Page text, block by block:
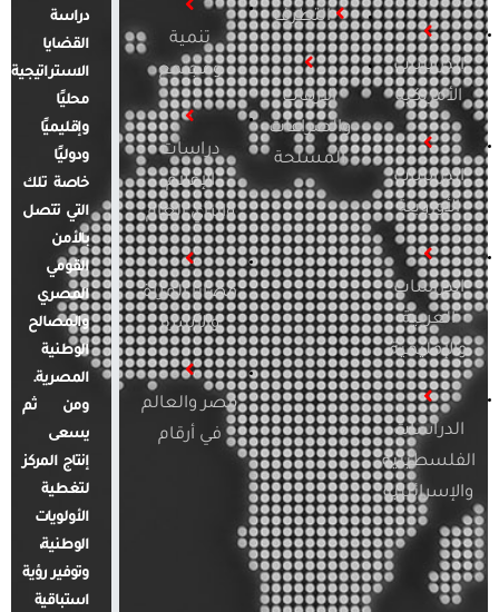
الدراسات
الأمريكية
الدراسات
الأوروبية
الدراسات
العربية
والإقليمية
الدراسات
الفلسطينية
والإسرائيلية
التطرف
الإرهاب
والصراعات
المسلحة
تنمية
ومجتمع
دراسات
الإعلام
والرأي العام
قضايا المرأة
والأسرة
مصر والعالم
في أرقام
دراسة
القضايا
الاستراتيجية
محليًا
وإقليميًا
ودوليًا
خاصة تلك
التي تتصل
بالأمن
القومي
المصري
والمصالح
الوطنية
المصرية.
ومن ثم
يسعى
إنتاج المركز
لتغطية
الأولويات
الوطنية،
وتوفير رؤية
استباقية